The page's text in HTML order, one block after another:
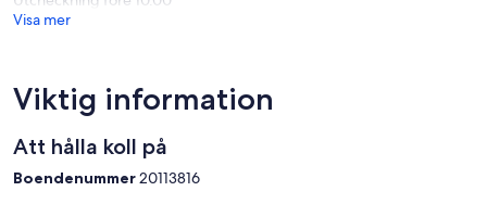
Visa mer
Viktig information
Att hålla koll på
Boendenummer20113816